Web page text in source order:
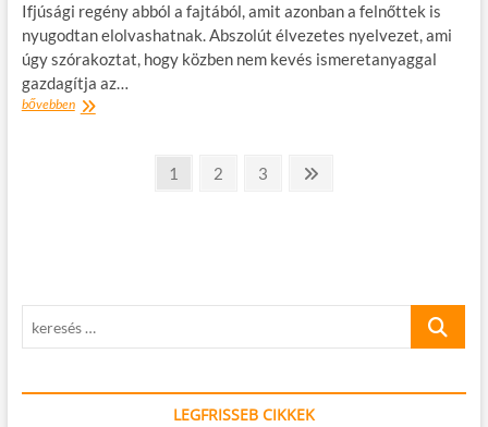
Ifjúsági regény abból a fajtából, amit azonban a felnőttek is
nyugodtan elolvashatnak. Abszolút élvezetes nyelvezet, ami
úgy szórakoztat, hogy közben nem kevés ismeretanyaggal
gazdagítja az…
bővebbenKönyvajánló:
Bejegyzésekoldal
1 oldal
2 oldal
3
Következő
keresés
LEGFRISSEB CIKKEK